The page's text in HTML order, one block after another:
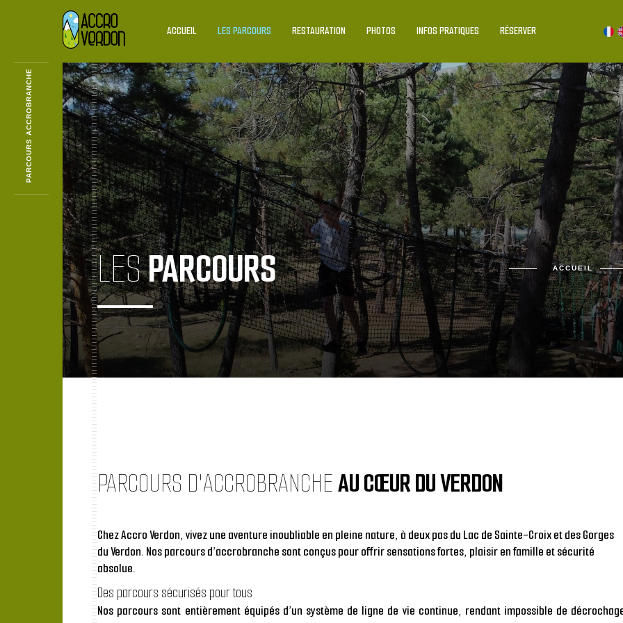
: explode(): Passing null to parameter #2 ($string) of type string is deprecated in /home/remixwa/www/accro-
ACCUEIL LES PARCOURS RESTAURATION PHOTOS INFOS PRATIQUES RÉSERVER
LESPARCOURS ACCUEIL
PARCOURS D'ACCROBRANCHEAU CŒUR DU VERDON
Chez Accro Verdon, vivez une aventure inoubliable en pleine nature, à deux pas du Lac de Sainte-Croixet desGorges
du Verdon. Nos parcours d’accrobranche sont conçus pour offrir sensations fortes, plaisir en famille et sécurité
absolue.
Des parcours sécurisés pour tous
Nos parcours sont entièrement équipés d’un système de ligne de vie continue, rendant impossible de
PARCOURS ACCROBRANCHE